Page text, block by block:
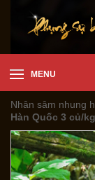
MENU
Nhân sâm nhung
Hàn Quốc 3 củ/kg